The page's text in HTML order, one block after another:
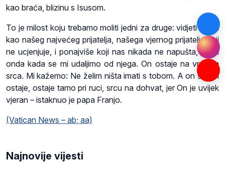
kao braća, blizinu s Isusom.
To je milost koju trebamo moliti jedni za druge: vidjeti Isusa
kao našeg najvećeg prijatelja, našega vjernog prijatelja koji
ne ucjenjuje, i ponajviše koji nas nikada ne napušta, pa ni
onda kada se mi udaljimo od njega. On ostaje na vratima
srca. Mi kažemo: Ne želim ništa imati s tobom. A on šuteći
ostaje, ostaje tamo pri ruci, srcu na dohvat, jer On je uvijek
vjeran – istaknuo je papa Franjo.
(Vatican News – ab; aa)
Najnovije vijesti